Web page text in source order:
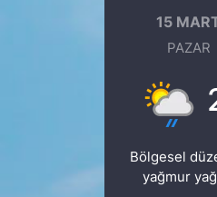
15
PAZAR
Bölgesel
yağmur